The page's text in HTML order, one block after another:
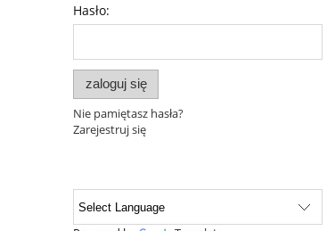
Hasło:
zaloguj się
Nie pamiętasz hasła?
Zarejestruj się